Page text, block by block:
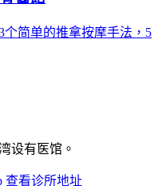
简单的推拿按摩手法，5
设有医馆。
查看诊所地址